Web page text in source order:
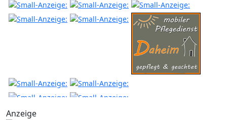
Anzeige